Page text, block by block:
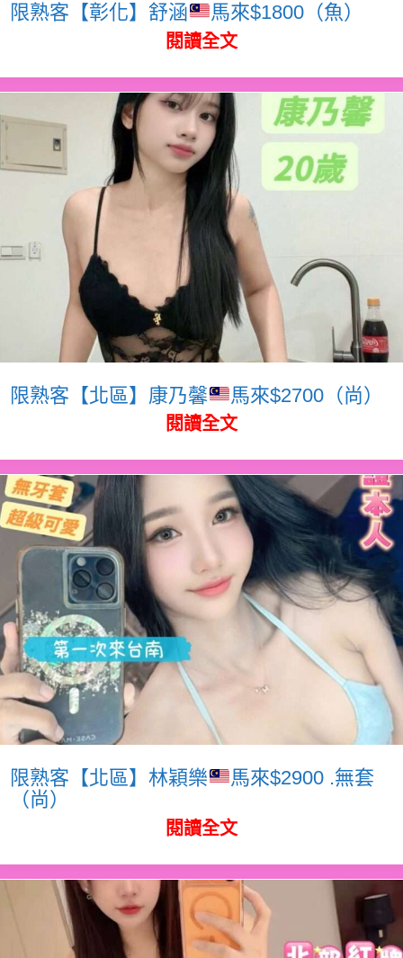
限熟客【彰化】舒涵 馬來$1800（魚）
閱讀全文
限熟客【北區】康乃馨 馬來$2700（尚）
閱讀全文
限熟客【北區】林穎樂
馬來$2900 .無套
（尚）
閱讀全文